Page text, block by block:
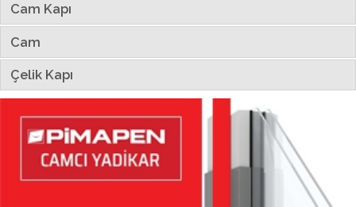
Cam Kapı
Cam
Çelik Kapı